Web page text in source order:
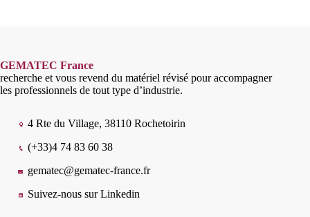
GEMATEC France
recherche et vous revend du matériel révisé pour accompagner
les professionnels de tout type d’industrie.
4 Rte du Village, 38110 Rochetoirin
(+33)4 74 83 60 38
gematec@gematec-france.fr
Suivez-nous sur Linkedin